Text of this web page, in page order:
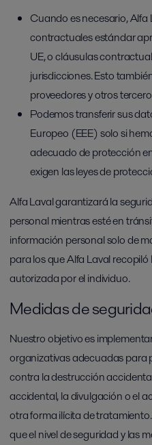
Cuando es necesario,
contractuales estándar
UE, o cláusulas
jurisdicciones. Esto
proveedores y otros
Podemos transferir sus
Europeo (EEE) solo si
adecuado de protección
exigen las leyes de
Alfa Laval garantizará la
personal mientras esté en
información personal solo de
para los que Alfa Laval
autorizada por el individuo.
Medidas de
Nuestro objetivo es
organizativas adecuadas para
contra la destrucción
accidental, la divulgación o el
otra forma ilícita de
que el nivel de seguridad y las